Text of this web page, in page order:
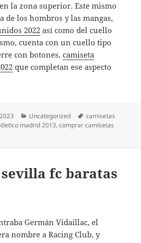
la zona superior. Este mismo
de los hombros y las mangas,
2022 así como del cuello
cuenta con un cuello tipo
con botones,camiseta
que completan ese aspecto
Categorías
Uncategorized Etiquetas
camisetas
madrid 2013,comprar camisetas
fc baratas
Germán Vidaillac, el
nombre a Racing Club, y